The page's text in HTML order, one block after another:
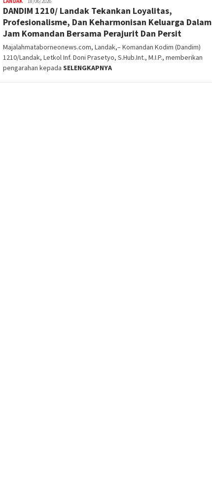
rifangga
DANDIM 1210/ Landak Tekankan Loyalitas,
Profesionalisme, Dan Keharmonisan Keluarga Dalam
Jam Komandan Bersama Perajurit Dan Persit
Majalahmataborneonews.com, Landak,– Komandan Kodim (Dandim)
1210/Landak, Letkol Inf. Doni Prasetyo, S.Hub.Int., M.I.P., memberikan
pengarahan kepada SELENGKAPNYA